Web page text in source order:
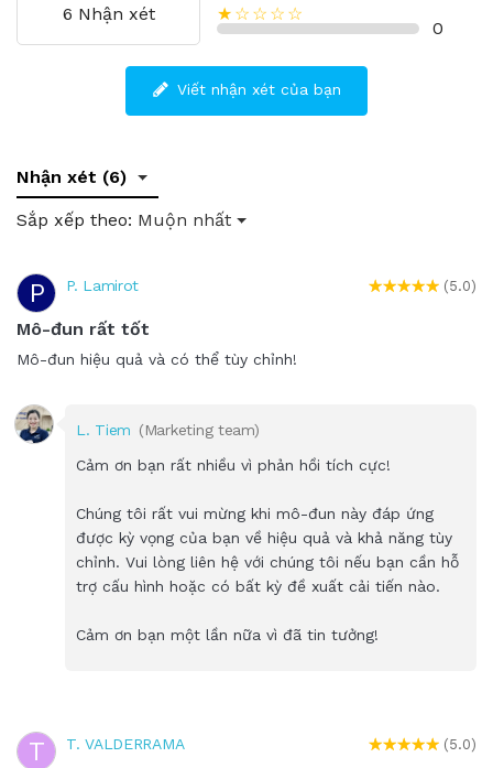
6 Nhận xét
★☆☆☆☆
0
Viết nhận xét của bạn
Nhận xét (6)
Sắp xếp theo: Muộn nhất
P P. Lamirot (5.0)
Mô-đun rất tốt
Mô-đun hiệu quả và có thể tùy chỉnh!
L. Tiem (Marketing team)
Cảm ơn bạn rất nhiều vì phản hồi tích cực!
Chúng tôi rất vui mừng khi mô-đun này đáp ứng
được kỳ vọng của bạn về hiệu quả và khả năng tùy
chỉnh. Vui lòng liên hệ với chúng tôi nếu bạn cần hỗ
trợ cấu hình hoặc có bất kỳ đề xuất cải tiến nào.
Cảm ơn bạn một lần nữa vì đã tin tưởng!
T T. VALDERRAMA (5.0)